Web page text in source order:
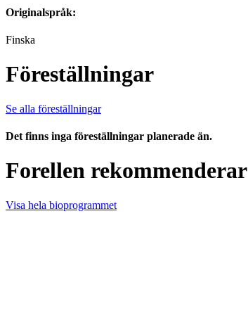
Originalspråk:
Finska
Föreställningar
Se alla föreställningar
Det finns inga föreställningar planerade än.
Forellen rekommenderar
Visa hela bioprogrammet